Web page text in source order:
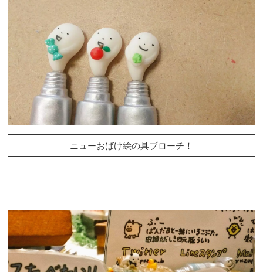
ニューおばけ絵の具ブローチ！